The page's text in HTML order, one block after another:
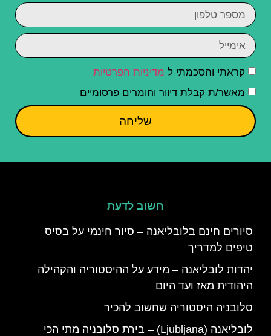
קראתי והסכמתי ל מדיניות הפרטיות
מאשר/ת קבלת דיוור וחומרים פרסומיים
שליחה
חשוב לדעת
סיורים חינם בלובליאנה – סיור חינמי על בסיס
טיפים למדריך
יהדות לובליאנה – מידע על ההיסטוריה והקהילה
היהודית מאז ועד היום
סלובניה היסטוריה שחשוב להכיר
לובליאנה (Ljubljana) – בירת סלובניה מתי הכי